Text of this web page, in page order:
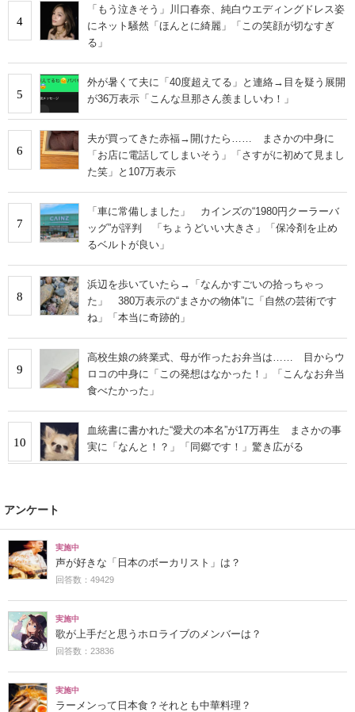
4
「もう泣きそう」川口春奈、純白ウエディングドレス姿
にネット騒然「ほんとに綺麗」「この笑顔が切なすぎ
る」
5
外が暑くて夫に「40度超えてる」と連絡→目を疑う展開
が36万表示「こんな旦那さん羨ましいわ！」
6
夫が買ってきた赤福→開けたら…… まさかの中身に
「お店に電話してしまいそう」「さすがに初めて見まし
た笑」と107万表示
7
「車に常備しました」 カインズの“1980円クーラーバ
ッグ”が評判 「ちょうどいい大きさ」「保冷剤を止め
るベルトが良い」
8
浜辺を歩いていたら→「なんかすごいの拾っちゃっ
た」 380万表示の“まさかの物体”に「自然の芸術です
ね」「本当に奇跡的」
9
高校生娘の終業式、母が作ったお弁当は…… 目からウ
ロコの中身に「この発想はなかった！」「こんなお弁当
食べたかった」
10
血統書に書かれた“愛犬の本名”が17万再生 まさかの事
実に「なんと！？」「同郷です！」驚き広がる
アンケート
実施中
声が好きな「日本のボーカリスト」は？
回答数：49429
実施中
歌が上手だと思うホロライブのメンバーは？
回答数：23836
実施中
ラーメンって日本食？それとも中華料理？